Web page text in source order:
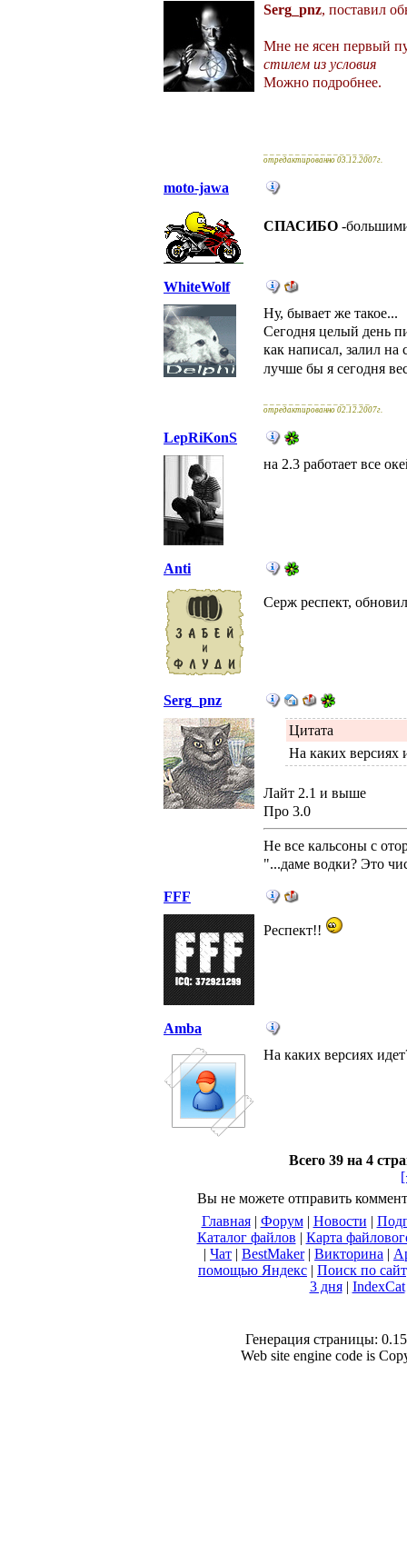
Serg_pnz, поставил
Мне не ясен первый
стилем из условия
Можно подробнее.
отредактированно 03.12.2007г.
moto-jawa
СПАСИБО -
WhiteWolf
Ну, бывает же такое...
Сегодня целый день
как написал, залил на
лучше бы я сегодня
отредактированно 02.12.2007г.
LepRiKonS
на 2.3 работает все
Anti
Серж респект,
Serg_pnz
Цитата
На каких версиях
Лайт 2.1 и выше
Про 3.0
Не все кальсоны с
"...даме водки? Это
FFF
Респект!!
Amba
На каких версиях
Всего 39 на 4
Вы не можете отправить
Главная| Форум| Новости |
Каталог файлов | Карта
| Чат | BestMaker| Викторина |
помощью Яндекс | Поиск по
3 дня| IndexCat
Генерация страницы:
Web site engine code is